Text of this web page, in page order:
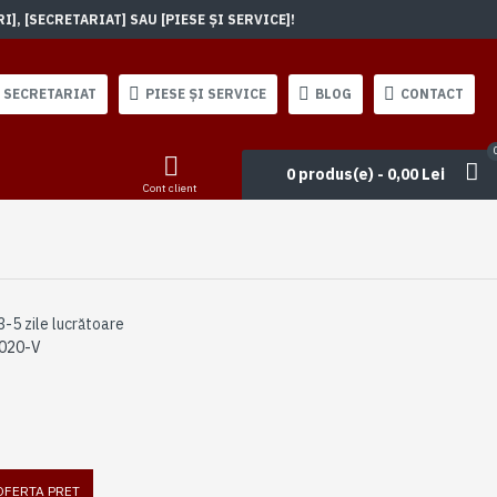
[SECRETARIAT] SAU [PIESE ȘI SERVICE]!
SECRETARIAT PIESE ȘI SERVICE BLOG CONTACT
Cont client
0 produs(e) - 0,00 Lei
5 zile lucrătoare
V
PRET